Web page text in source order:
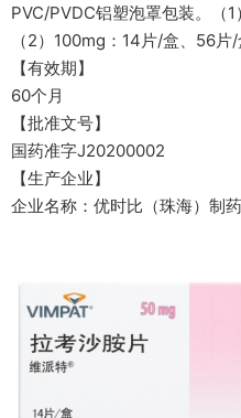
PVC/PVDC铝塑泡罩包装。（
（2）100mg：14片/盒、56片/
【有效期】
60个月
【批准文号】
国药准字J20200002
【生产企业】
企业名称：优时比（珠海）制